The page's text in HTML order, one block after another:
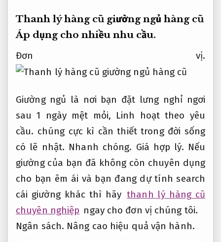
Thanh lý hàng cũ giường ngủ hàng cũ
Áp dụng cho nhiều nhu cầu.
Đơn vị.
Giường ngủ là nơi bạn đặt lưng nghỉ ngơi
sau 1 ngày mệt mỏi, Linh hoạt theo yêu
cầu. chúng cực kì cần thiết trong đời sống
có lẽ nhật. Nhanh chóng. Giá hợp lý. Nếu
giường của bạn đã không còn chuyên dụng
cho bạn êm ái và bạn đang dự tính search
cái giường khác thì hãy thanh lý hàng cũ
chuyên nghiệp ngay cho đơn vị chúng tôi.
Ngân sách. Nâng cao hiệu quả vận hành.